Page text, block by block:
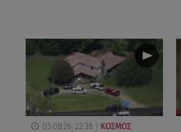
05.08.26, 22:36 ΚΟΣΜΟΣ